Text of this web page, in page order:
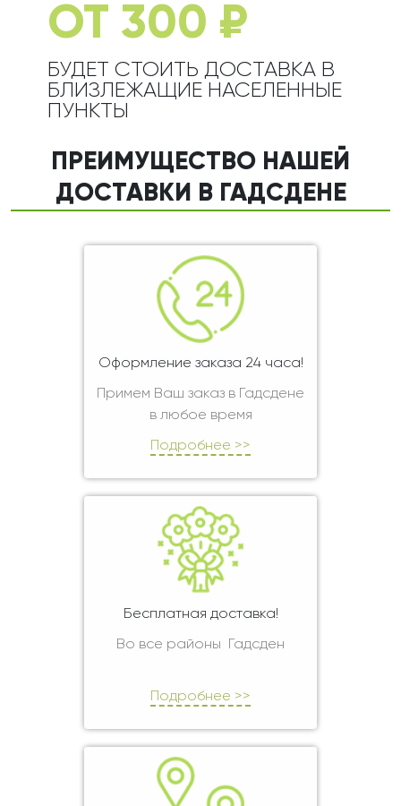
ОТ 300 ₽
БУДЕТ СТОИТЬ ДОСТАВКА В
БЛИЗЛЕЖАЩИЕ НАСЕЛЕННЫЕ
ПУНКТЫ
ПРЕИМУЩЕСТВО НАШЕЙ
ДОСТАВКИ В ГАДСДЕНЕ
Оформление заказа 24 часа!
Примем Ваш заказ в Гадсдене
в любое время
Подробнее >>
Бесплатная доставка!
Во все районы Гадсден
Подробнее >>